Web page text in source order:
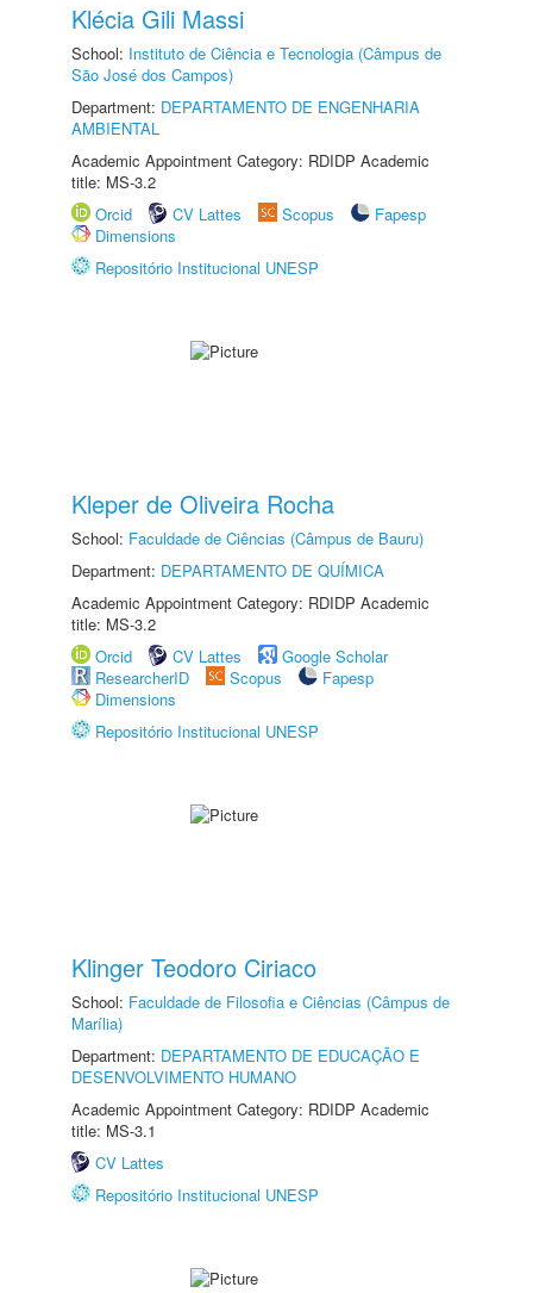
Klécia Gili Massi
School: Instituto de Ciência e Tecnologia (Câmpus de
São José dos Campos)
Department: DEPARTAMENTO DE ENGENHARIA
AMBIENTAL
Academic Appointment Category: RDIDP Academic
title: MS-3.2
Orcid
CV Lattes Scopus
Fapesp
Dimensions
Repositório Institucional UNESP
Kleper de Oliveira Rocha
School: Faculdade de Ciências (Câmpus de Bauru)
Department: DEPARTAMENTO DE QUÍMICA
Academic Appointment Category: RDIDP Academic
title: MS-3.2
Orcid
CV Lattes
Google Scholar
ResearcherID
Scopus
Fapesp
Dimensions
Repositório Institucional UNESP
Klinger Teodoro Ciriaco
School: Faculdade de Filosofia e Ciências (Câmpus de
Marília)
Department: DEPARTAMENTO DE EDUCAÇÃO E
DESENVOLVIMENTO HUMANO
Academic Appointment Category: RDIDP Academic
title: MS-3.1
CV Lattes
Repositório Institucional UNESP